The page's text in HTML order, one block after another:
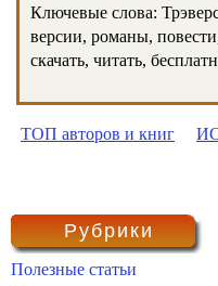
Ключевые слова:
версии, романы,
скачать, читать,
ТОП авторов и книг
Рубрики
Полезные статьи